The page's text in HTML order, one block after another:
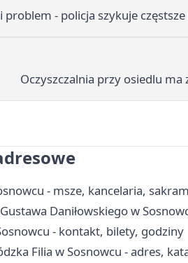
problem - policja szykuje
Oczyszczalnia przy osiedlu
- msze, kancelaria,
Daniłowskiego w
- kontakt, bilety, godziny
Filia w Sosnowcu - adres,